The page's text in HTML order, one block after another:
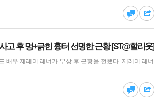
댓글 공유
고 후 멍+긁힌 흉터 선명한 근황 [ST@할리웃]
배우 제레미 레너가 부상 후 근황을 전했다. 제레미 레너